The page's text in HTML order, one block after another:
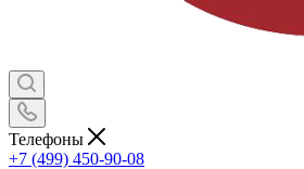
Телефоны
+7 (499) 450-90-08